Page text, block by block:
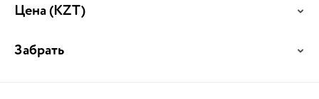
Цена(KZT)
Забрать